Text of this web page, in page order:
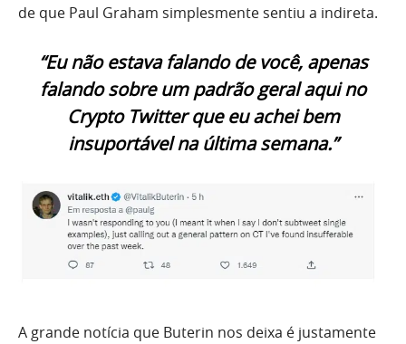
de que Paul Graham simplesmente sentiu a indireta.
“Eu não estava falando de você, apenas
falando sobre um padrão geral aqui no
Crypto Twitter que eu achei bem
insuportável na última semana.”
A grande notícia que Buterin nos deixa é justamente